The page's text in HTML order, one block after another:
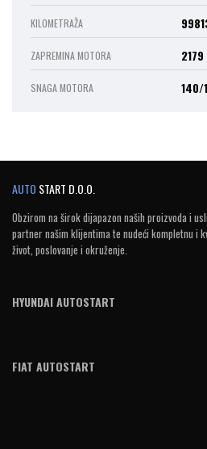
KILOMETRAŽA
ZAPREMINA MOTORA
SNAGA MOTORA 140/
AUTO START D.O.O.
Obzirom na širok dijapazon naših proizvoda i
partner našim klijentima te nudeći kompletnu i
život, poslovanje i okruženje.
HYUNDAI AUTOSTART
FIAT AUTOSTART